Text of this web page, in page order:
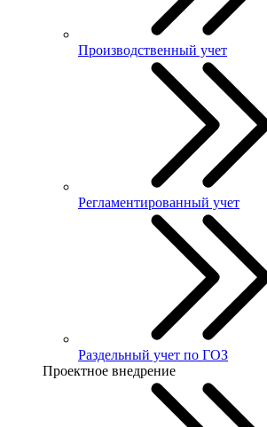
Производственный учет
Регламентированный учет
Раздельный учет по ГОЗ
Проектное внедрение